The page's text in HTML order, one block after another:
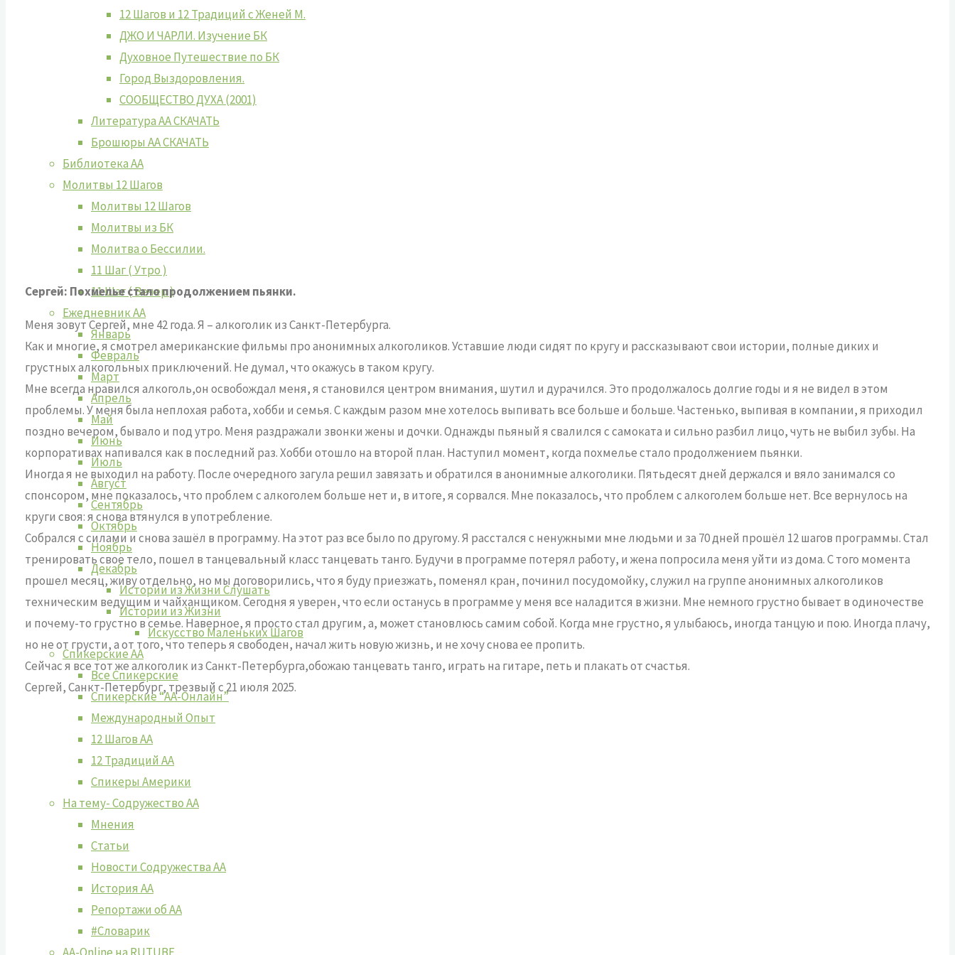
12 Шагов и 12 Традиций с Женей М.
ДЖО И ЧАРЛИ. Изучение БК
Духовное Путешествие по БК
Город Выздоровления.
СООБЩЕСТВО ДУХА (2001)
Литература АА СКАЧАТЬ
Брошюры АА СКАЧАТЬ
Библиотека АА
Молитвы 12 Шагов
Молитвы 12 Шагов
Молитвы из БК
Молитва о Бессилии.
11 Шаг ( Утро )
11 Шаг ( Вечер )
Ежедневник АА
Январь
Февраль
Март
Апрель
Май
Июнь
Июль
Август
Сентябрь
Октябрь
Ноябрь
Декабрь
Истории из Жизни Слушать
Истории из Жизни
Искусство Маленьких Шагов
Спикерские АА
Все Спикерские
Спикерские “АА-Онлайн”
Международный Опыт
12 Шагов АА
12 Традиций АА
Спикеры Америки
На тему- Содружество АА
Мнения
Статьи
Новости Содружества АА
История АА
Репортажи об АА
#Словарик
Сергей: Похмелье стало продолжением пьянки.
‎Меня зовут Сергей, мне 42 года. Я – алкоголик из Санкт-Петербурга.
Как и многие, я смотрел американские фильмы про анонимных алкоголиков. Уставшие люди сидят по кругу и рассказывают свои истории, полные диких и
грустных алкогольных приключений. Не думал, что окажусь в таком кругу.
‎Мне всегда нравился алкоголь,он освобождал меня, я становился центром внимания, шутил и дурачился. Это продолжалось долгие годы и я не видел в этом
проблемы. У меня была неплохая работа, хобби и семья. С каждым разом мне хотелось выпивать все больше и больше. Частенько, выпивая в компании, я приходил
поздно вечером, бывало и под утро. Меня раздражали звонки жены и дочки. Однажды пьяный я свалился с самоката и сильно разбил лицо, чуть не выбил зубы. На
корпоративах напивался как в последний раз. Хобби отошло на второй план. Наступил момент, когда похмелье стало продолжением пьянки.
Иногда я не выходил на работу. После очередного загула решил завязать и обратился в анонимные алкоголики. Пятьдесят дней держался и вяло занимался со
спонсором, мне показалось, что проблем с алкоголем больше нет и, в итоге, я сорвался. Мне показалось, что проблем с алкоголем больше нет. Все вернулось на
круги своя: я снова втянулся в употребление.
Собрался с силами и снова зашёл в программу. На этот раз все было по другому. Я расстался с ненужными мне людьми и за 70 дней прошёл 12 шагов программы. Стал
тренировать свое тело, пошел в танцевальный класс танцевать танго. Будучи в программе потерял работу, и жена попросила меня уйти из дома. С того момента
прошел месяц, живу отдельно, но мы договорились, что я буду приезжать, поменял кран, починил посудомойку, служил на группе анонимных алкоголиков
техническим ведущим и чайханщиком. Сегодня я уверен, что если останусь в программе у меня все наладится в жизни. Мне немного грустно бывает в одиночестве
и почему-то грустно в семье. Наверное, я просто стал другим, а, может становлюсь самим собой. Когда мне грустно, я улыбаюсь, иногда танцую и пою. Иногда плачу,
но не от грусти, а от того, что теперь я свободен, начал жить новую жизнь, и не хочу снова ее пропить.
Сейчас я все тот же алкоголик из Санкт-Петербурга,обожаю танцевать танго, играть на гитаре, петь и плакать от счастья.
Сергей, Санкт-Петербург, трезвый с 21 июля 2025.